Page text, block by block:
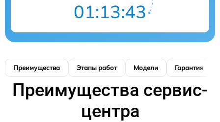
01:13:41
Преимущества Этапы работ Модели Гарантия
Преимущества сервис-
центра